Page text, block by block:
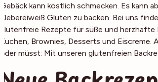
Gebäck kann köstlich schmecken. Es kann
Klebereiweiß Gluten zu backen. Bei uns
glutenfreie Rezepte für süße und
Kuchen, Brownies, Desserts und
oder müsst: Mit unseren glutenfreien